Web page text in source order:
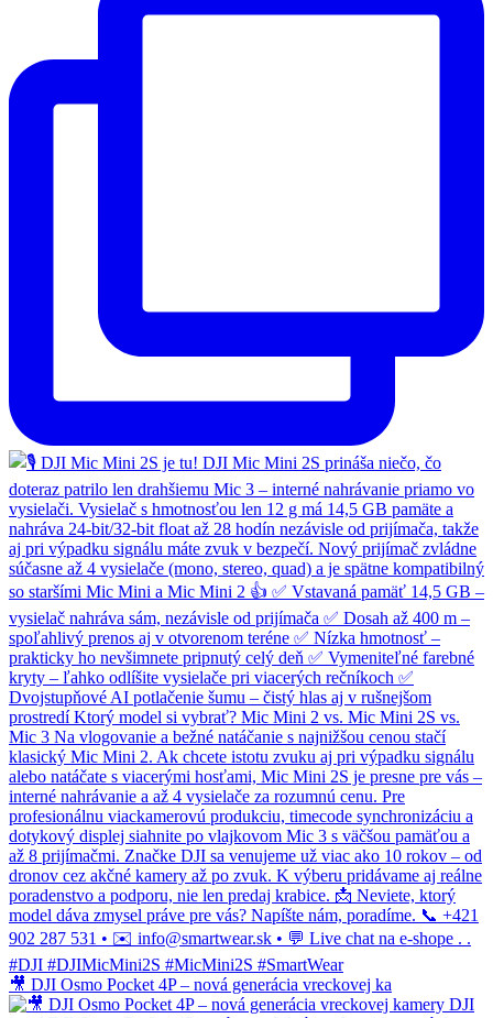
🎥 DJI Osmo Pocket 4P – nová generácia vreckovej ka